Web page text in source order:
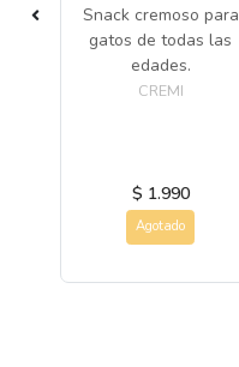
Snack cremoso para
gatos de todas las
edades.
CREMI
$ 1.990
Agotado